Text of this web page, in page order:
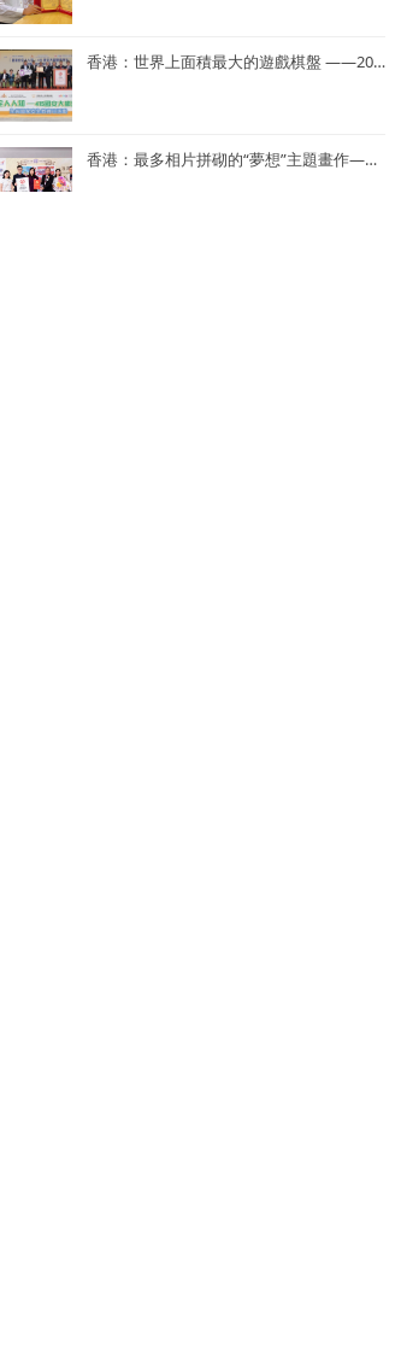
香港：世界上面積最大的遊戲棋盤 ——2023年「國家安全人人知—415 國安大棋盤齊齊玩」
香港：最多相片拼砌的“夢想”主題畫作——半島青年商會55周年「拼出夢相」慶祝活動